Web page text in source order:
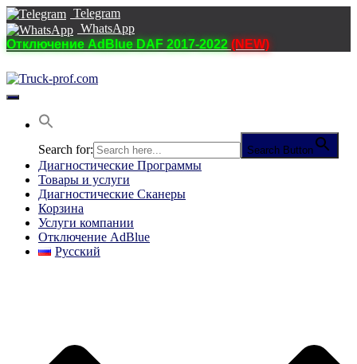
Telegram
WhatsApp
Отключение AdBlue DAF 2017-2022 (NEW)
Переключить
навигацию
Search for: Search Button
Диагностические Программы
Товары и услуги
Диагностические Сканеры
Корзина
Услуги компании
Отключение AdBlue
Русский